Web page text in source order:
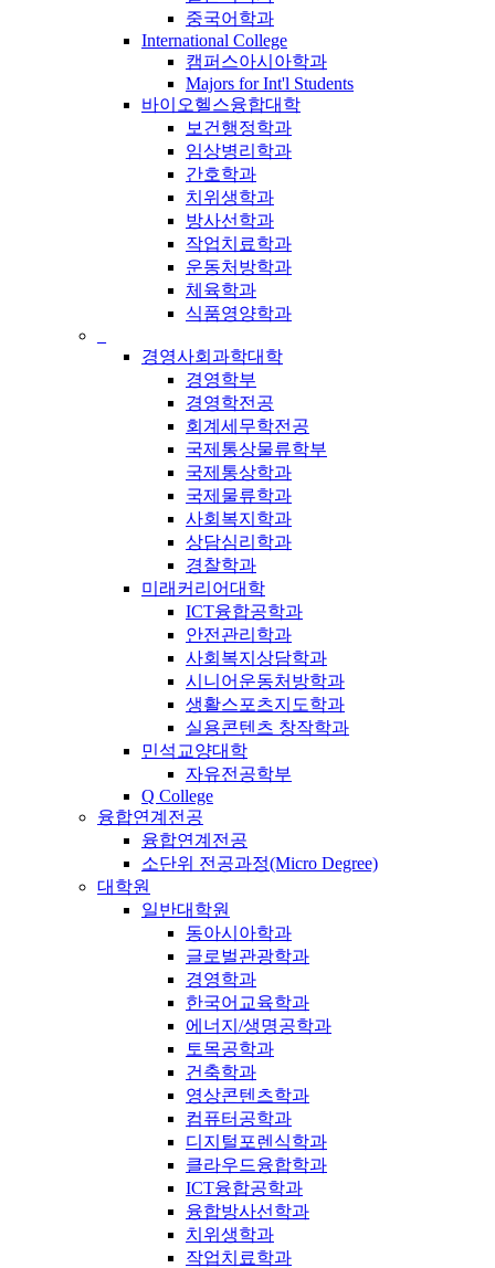
중국어학과
International College
캠퍼스아시아학과
Majors for Int'l Students
바이오헬스융합대학
보건행정학과
임상병리학과
간호학과
치위생학과
방사선학과
작업치료학과
운동처방학과
체육학과
식품영양학과
경영사회과학대학
경영학부
경영학전공
회계세무학전공
국제통상물류학부
국제통상학과
국제물류학과
사회복지학과
상담심리학과
경찰학과
미래커리어대학
ICT융합공학과
안전관리학과
사회복지상담학과
시니어운동처방학과
생활스포츠지도학과
실용콘텐츠 창작학과
민석교양대학
자유전공학부
Q College
융합연계전공
융합연계전공
소단위 전공과정(Micro Degree)
대학원
일반대학원
동아시아학과
글로벌관광학과
경영학과
한국어교육학과
에너지/생명공학과
토목공학과
건축학과
영상콘텐츠학과
컴퓨터공학과
디지털포렌식학과
클라우드융합학과
ICT융합공학과
융합방사선학과
치위생학과
작업치료학과